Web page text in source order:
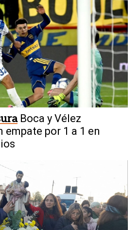
Boca y Vélez
por 1 a 1 en